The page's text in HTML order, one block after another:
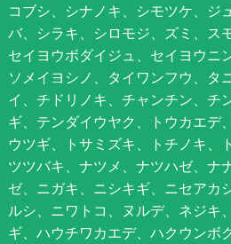
コブシ、シナノキ、シモツケ、ジ
バ、シラキ、シロモジ、ズミ、ス
セイヨウボダイジュ、セイヨウニ
ソメイヨシノ、タイワンフウ、タ
イ、チドリノキ、チャンチン、チ
ギ、テンダイウヤク、トウカエデ
ウツギ、トサミズキ、トチノキ、
ツツバキ、ナツメ、ナツハゼ、ナ
ゼ、ニガキ、ニシキギ、ニセアカ
ルシ、ニワトコ、ヌルデ、ネジキ
ギ、ハウチワカエデ、ハクウンボ